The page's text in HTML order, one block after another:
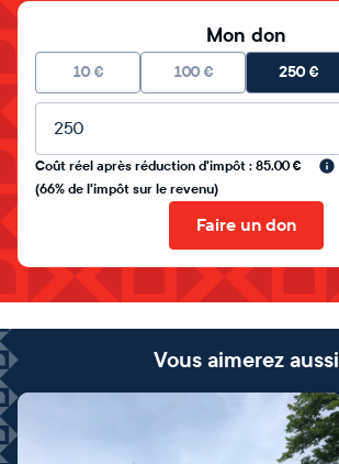
Mon don
10 € 100 € 250€
Montant libre
Coût réel après réduction d'impôt : 85.00 €
(66% de l'impôt sur le revenu)
Faire un don
Vous aimerez aussi